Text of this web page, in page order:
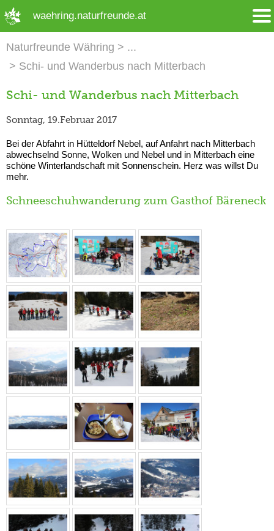
waehring.naturfreunde.at
Naturfreunde Währing
Schi- und Wanderbus nach Mitterbach
Schi- und Wanderbus nach Mitterbach
Sonntag, 19.Februar 2017
Bei der Abfahrt in Hütteldorf Nebel, auf Anfahrt nach Mitterbach
abwechselnd Sonne, Wolken und Nebel und in Mitterbach eine
schöne Winterlandschaft mit Sonnenschein. Herz was willst Du
mehr.
Schneeschuhwanderung zum Gasthof Bäreneck